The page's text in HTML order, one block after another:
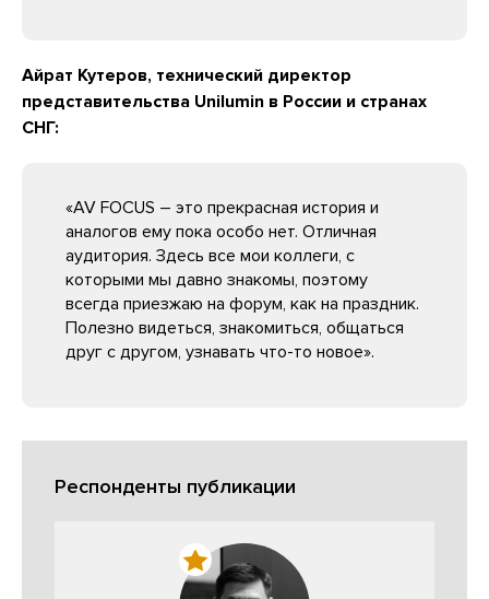
Айрат Кутеров, технический директор
представительства Unilumin в России и странах
СНГ:
«AV FOCUS – это прекрасная история и
аналогов ему пока особо нет. Отличная
аудитория. Здесь все мои коллеги, с
которыми мы давно знакомы, поэтому
всегда приезжаю на форум, как на праздник.
Полезно видеться, знакомиться, общаться
друг с другом, узнавать что-то новое».
Респонденты публикации